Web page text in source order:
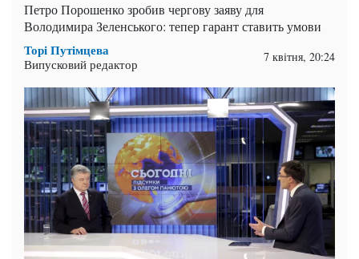
Петро Порошенко зробив чергову заяву для
Володимира Зеленського: тепер гарант ставить умови
Торі Путімцева
Випусковий редактор 7 квітня, 20:24